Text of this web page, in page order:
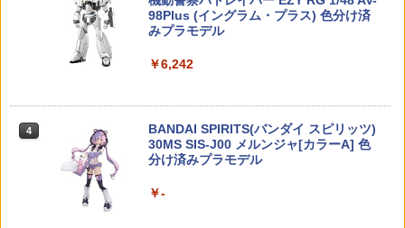
￥8,219
ン [プラスチックモデル キット]【2027
年2月発売】[グッズ]
Eiifox＆BearPanda 華夏神鬼 画皮 1/12
￥7,000
￥385
リカ ナイロン製Y字型スタンド、弾性伸
縮脚スタンド、アウトドアタクティカル
伸縮スタンド、弾性サポート装置、20m
m、(ブラック)
￥1,556
8810 STYLE ポリカ製 ウイングType A
6411)
￥1,650
タカラトミー トミカワールド ビッグに
【POP MART 公式ストア】THE MONS
TERS Big into Energy シリーズ ぬいぐ
ブブ labubu ラブブ らぶぶ ポップマー
し活 ポプマ 正規品
￥2,750
98Plus (イングラム・プラス) 色分け済
みプラモデル
￥6,242
4
BANDAI SPIRITS(バンダイ スピリッツ)
30MS SIS-J00 メルンジャ[カラーA] 色
分け済みプラモデル
￥-